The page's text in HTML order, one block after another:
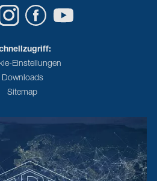
Einstellungen
Downloads
Sitemap